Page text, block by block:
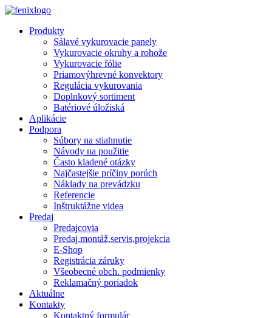
Skip to main content
Produkty
Sálavé vykurovacie panely
Vykurovacie okruhy a rohože
Vykurovacie fólie
Priamovýhrevné konvektory
Regulácia vykurovania
Doplnkový sortiment
Batériové úložiská
Aplikácie
Podpora
Súbory na stiahnutie
Návody na použitie
Často kladené otázky
Najčastejšie príčiny porúch
Náklady na prevádzku
Referencie
Inštruktážne videa
Predaj
Predajcovia
Predaj,montáž,servis,projekcia
E-Shop
Registrácia záruky
Všeobecné obch. podmienky
Reklamačný poriadok
Aktuálne
Kontakty
Kontaktný formulár